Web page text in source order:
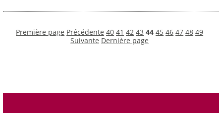
Première page Précédente 40 41 42 43 44 45 46 47 48 49
Suivante Dernière page